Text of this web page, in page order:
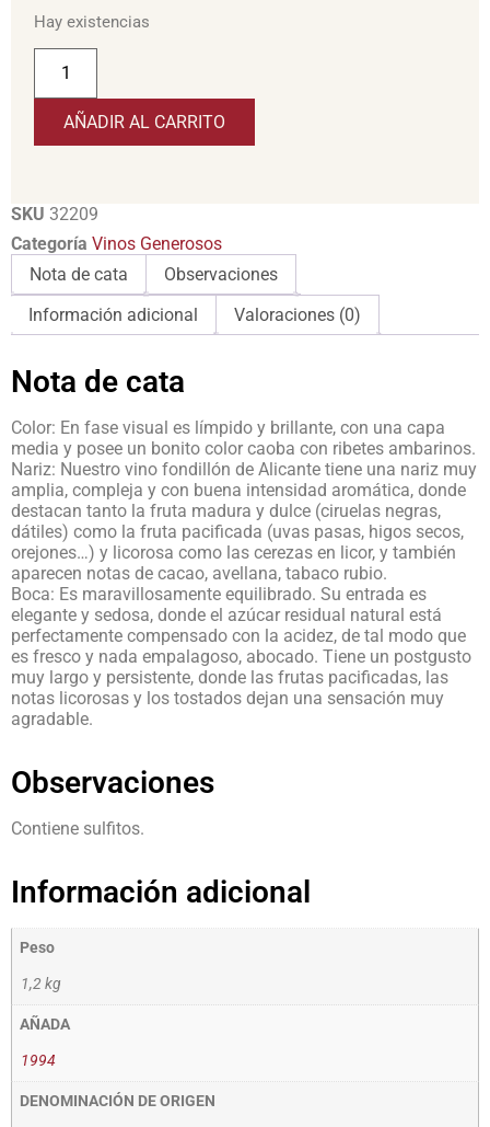
Hay existencias
AÑADIR AL CARRITO
SKU 32209
Categoría Vinos Generosos
Nota de cata
Observaciones
Información adicional
Valoraciones (0)
Nota de cata
Color: En fase visual es límpido y brillante, con una capa
media y posee un bonito color caoba con ribetes ambarinos.
Nariz: Nuestro vino fondillón de Alicante tiene una nariz muy
amplia, compleja y con buena intensidad aromática, donde
destacan tanto la fruta madura y dulce (ciruelas negras,
dátiles) como la fruta pacificada (uvas pasas, higos secos,
orejones…) y licorosa como las cerezas en licor, y también
aparecen notas de cacao, avellana, tabaco rubio.
Boca: Es maravillosamente equilibrado. Su entrada es
elegante y sedosa, donde el azúcar residual natural está
perfectamente compensado con la acidez, de tal modo que
es fresco y nada empalagoso, abocado. Tiene un postgusto
muy largo y persistente, donde las frutas pacificadas, las
notas licorosas y los tostados dejan una sensación muy
agradable.
Observaciones
Contiene sulfitos.
Información adicional
Peso
1,2 kg
AÑADA
1994
DENOMINACIÓN DE ORIGEN